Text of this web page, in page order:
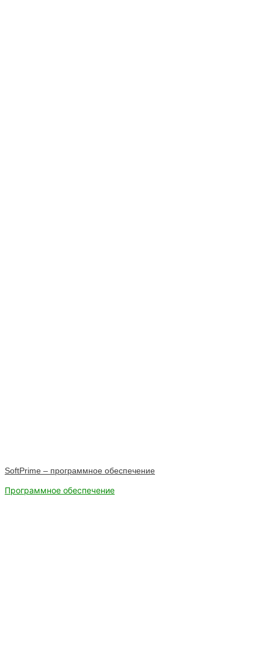
SoftPrime – программное обеспечение
Программное обеспечение